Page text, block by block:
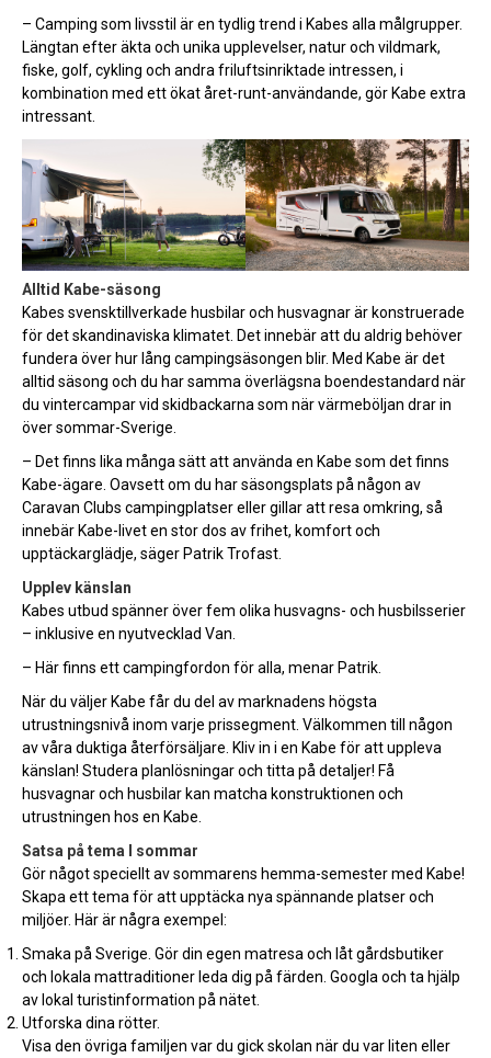
– Camping som livsstil är en tydlig trend i Kabes alla målgrupper.
Längtan efter äkta och unika upplevelser, natur och vildmark,
fiske, golf, cykling och andra friluftsinriktade intressen, i
kombination med ett ökat året-runt-användande, gör Kabe extra
intressant.
Alltid Kabe-säsong
Kabes svensktillverkade husbilar och husvagnar är konstruerade
för det skandinaviska klimatet. Det innebär att du aldrig behöver
fundera över hur lång campingsäsongen blir. Med Kabe är det
alltid säsong och du har samma överlägsna boendestandard när
du vintercampar vid skidbackarna som när värmeböljan drar in
över sommar-Sverige.
– Det finns lika många sätt att använda en Kabe som det finns
Kabe-ägare. Oavsett om du har säsongsplats på någon av
Caravan Clubs campingplatser eller gillar att resa omkring, så
innebär Kabe-livet en stor dos av frihet, komfort och
upptäckarglädje, säger Patrik Trofast.
Upplev känslan
Kabes utbud spänner över fem olika husvagns- och husbilsserier
– inklusive en nyutvecklad Van.
– Här finns ett campingfordon för alla, menar Patrik.
När du väljer Kabe får du del av marknadens högsta
utrustningsnivå inom varje prissegment. Välkommen till någon
av våra duktiga återförsäljare. Kliv in i en Kabe för att uppleva
känslan! Studera planlösningar och titta på detaljer! Få
husvagnar och husbilar kan matcha konstruktionen och
utrustningen hos en Kabe.
Satsa på tema I sommar
Gör något speciellt av sommarens hemma-semester med Kabe!
Skapa ett tema för att upptäcka nya spännande platser och
miljöer. Här är några exempel:
Smaka på Sverige. Gör din egen matresa och låt gårdsbutiker
och lokala mattraditioner leda dig på färden. Googla och ta hjälp
av lokal turistinformation på nätet.
Utforska dina rötter.
Visa den övriga familjen var du gick skolan när du var liten eller